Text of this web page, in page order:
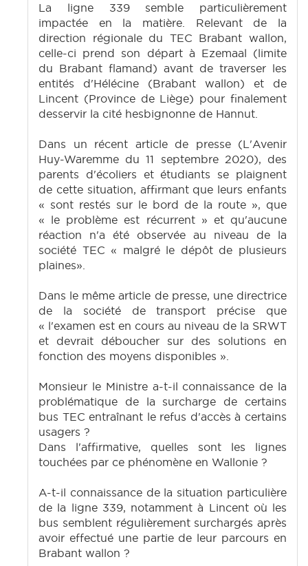
La ligne 339 semble particulièrement
impactée en la matière. Relevant de la
direction régionale du TEC Brabant wallon,
celle-ci prend son départ à Ezemaal (limite
du Brabant flamand) avant de traverser les
entités d'Hélécine (Brabant wallon) et de
Lincent (Province de Liège) pour finalement
desservir la cité hesbignonne de Hannut.
Dans un récent article de presse (L'Avenir
Huy-Waremme du 11 septembre 2020), des
parents d'écoliers et étudiants se plaignent
de cette situation, affirmant que leurs enfants
« sont restés sur le bord de la route », que
« le problème est récurrent » et qu'aucune
réaction n'a été observée au niveau de la
société TEC « malgré le dépôt de plusieurs
plaines».
Dans le même article de presse, une directrice
de la société de transport précise que
« l'examen est en cours au niveau de la SRWT
et devrait déboucher sur des solutions en
fonction des moyens disponibles ».
Monsieur le Ministre a-t-il connaissance de la
problématique de la surcharge de certains
bus TEC entraînant le refus d'accès à certains
usagers ?
Dans l'affirmative, quelles sont les lignes
touchées par ce phénomène en Wallonie ?
A-t-il connaissance de la situation particulière
de la ligne 339, notamment à Lincent où les
bus semblent régulièrement surchargés après
avoir effectué une partie de leur parcours en
Brabant wallon ?